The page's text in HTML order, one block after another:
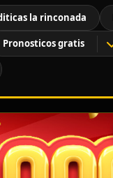
la rinconada
Pronosticos gratis